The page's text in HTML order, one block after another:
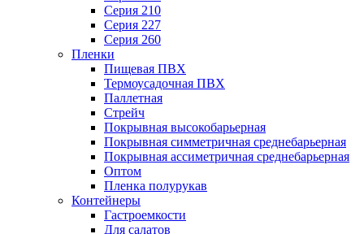
Серия 210
Серия 227
Серия 260
Пленки
Пищевая ПВХ
Термоусадочная ПВХ
Паллетная
Стрейч
Покрывная высокобарьерная
Покрывная симметричная среднебарьерная
Покрывная ассиметричная среднебарьерная
Оптом
Пленка полурукав
Контейнеры
Гастроемкости
Для салатов